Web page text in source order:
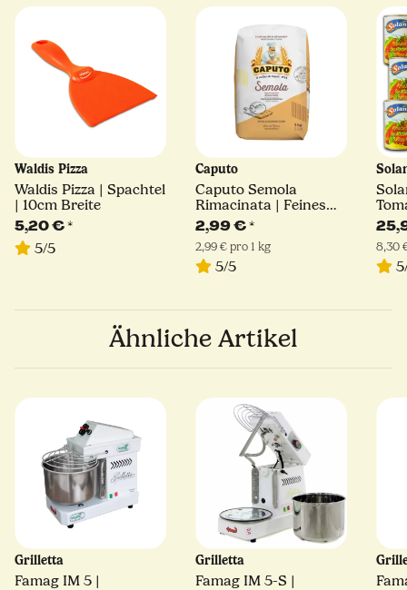
Waldis Pizza
Waldis Pizza | Spachtel
| 10cm Breite
5,20 €*
5/5
Caputo
Caputo Semola
Rimacinata | Feines
Hartweizengrieß | 1kg
2,99 €*
2,99 € pro 1 kg
5/5
400
8,30
Ähnliche Artikel
Grilletta
Famag IM 5 |
Grilletta
Famag IM 5-S |